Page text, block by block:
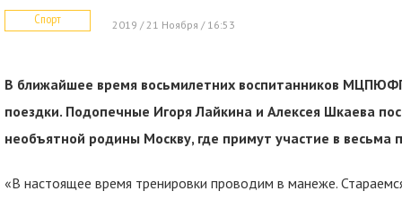
Спорт 2019 / 21 Ноября / 16:53
В ближайшее время восьмилетних воспитанников
поездки. Подопечные Игоря Лайкина и Алексея Шкаева
необъятной родины Москву, где примут участие в весьма
«В настоящее время тренировки проводим в манеже.